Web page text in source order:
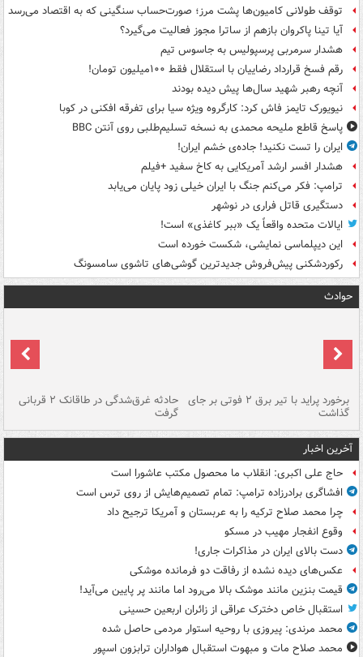
توقف طولانی کامیون‌ها پشت مرز؛ صورت‌حساب سنگینی که به اقتصاد می‌رسد
آیا تینا پاکروان بازهم از ساترا مجوز فعالیت می‌گیرد؟
هشدار سرمربی پرسپولیس به جاسوس تیم
رقم فسخ قرارداد رضاییان با استقلال فقط ۱۰۰میلیون تومان!
آنچه رهبر شهید سال‌ها پیش دیده بودند
نیویورک تایمز فاش کرد: کارگروه ویژه سیا برای تفرقه افکنی در کوبا
پاسخ قاطع ملیحه محمدی به نسخه تسلیم‌طلبی روی آنتن BBC
ایران را تست نکنید! جاده‌ی خشم ایران!
هشدار افسر ارشد آمریکایی به کاخ سفید +فیلم
ترامپ: فکر می‌کنم جنگ با ایران خیلی زود پایان می‌یابد
دستگیری قاتل فراری در نوشهر
ایالات متحده واقعاً یک «ببر کاغذی» است!
این دیپلماسی نمایشی، شکست خورده است
رکوردشکنی پیش‌فروش جدیدترین گوشی‌های تاشوی سامسونگ
حوادث
برخورد پراید با تیر برق ۲ فوتی بر جای
گذاشت
حادثه غرق‌شدگی در طاقانک ۲ قربانی
گرفت
آخرین اخبار
حاج علی اکبری: انقلاب ما محصول مکتب عاشورا است
افشاگری برادرزاده ترامپ: تمام تصمیم‌هایش از روی ترس است
چرا محمد صلاح ترکیه را به عربستان و آمریکا ترجیح داد
وقوع انفجار مهیب در مسکو
دست بالای ایران در مذاکرات جاری!
عکس‌های دیده نشده از رفاقت دو فرمانده‌ موشکی
قیمت بنزین مانند موشک بالا می‌رود اما مانند پر پایین می‌آید!
استقبال خاص دخترک عراقی از زائران اربعین حسینی
محمد مرندی: پیروزی با روحیه استوار مردمی حاصل شده
محمد صلاح مات و مبهوت استقبال هواداران ترابزون اسپور